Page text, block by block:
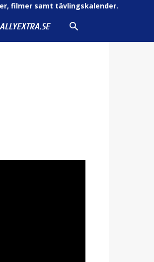
filmer samt tävlingskalender.